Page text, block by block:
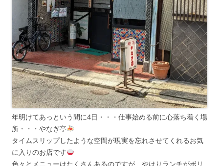
年明けてあっという間に4日・・・仕事始める前に心落ち着く場
所・・・やなぎ亭
タイムスリップしたような空間が現実を忘れさせてくれるお気
に入りのお店です
色々とメニューはたくさんあるのですが、やはりランチがボリ